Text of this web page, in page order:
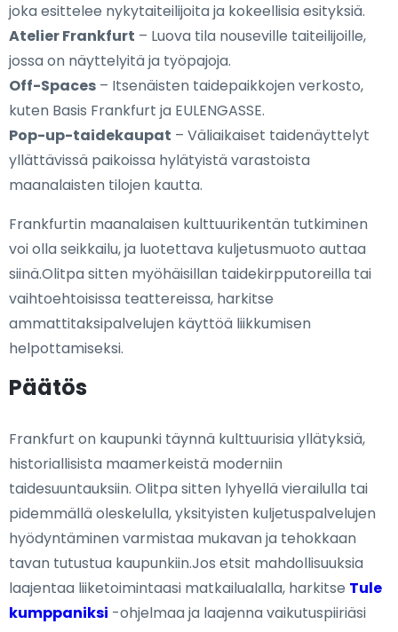
joka esittelee nykytaiteilijoita ja kokeellisia esityksiä.
Atelier Frankfurt – Luova tila nouseville taiteilijoille,
jossa on näyttelyitä ja työpajoja.
Off-Spaces – Itsenäisten taidepaikkojen verkosto,
kuten Basis Frankfurt ja EULENGASSE.
Pop-up-taidekaupat – Väliaikaiset taidenäyttelyt
yllättävissä paikoissa hylätyistä varastoista
maanalaisten tilojen kautta.
Frankfurtin maanalaisen kulttuurikentän tutkiminen
voi olla seikkailu, ja luotettava kuljetusmuoto auttaa
siinä.Olitpa sitten myöhäisillan taidekirpputoreilla tai
vaihtoehtoisissa teattereissa, harkitse
ammattitaksipalvelujen käyttöä liikkumisen
helpottamiseksi.
Päätös
Frankfurt on kaupunki täynnä kulttuurisia yllätyksiä,
historiallisista maamerkeistä moderniin
taidesuuntauksiin. Olitpa sitten lyhyellä vierailulla tai
pidemmällä oleskelulla, yksityisten kuljetuspalvelujen
hyödyntäminen varmistaa mukavan ja tehokkaan
tavan tutustua kaupunkiin.Jos etsit mahdollisuuksia
laajentaa liiketoimintaasi matkailualalla, harkitse Tule
kumppaniksi -ohjelmaa ja laajenna vaikutuspiiriäsi